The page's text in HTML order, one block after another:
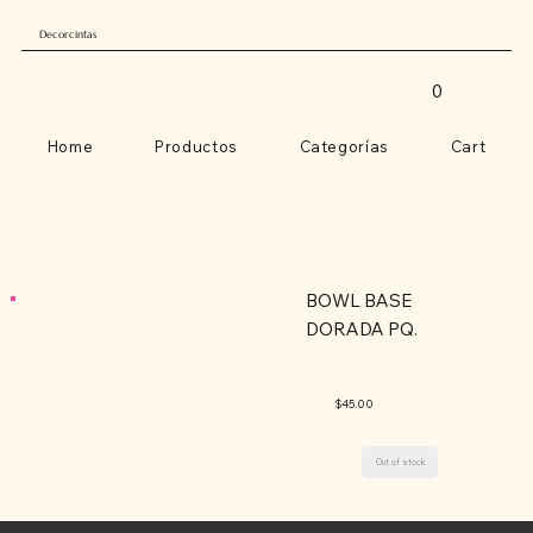
Decorcintas
Home Productos Categorías Cart
0
Out of stock
BOWL BASE
DORADA PQ.
$45.00